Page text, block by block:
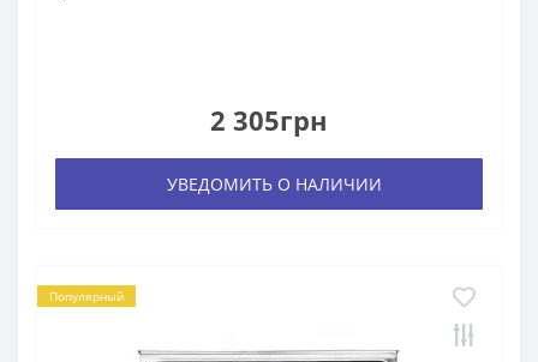
2 305грн
УВЕДОМИТЬ О НАЛИЧИИ
Популярный